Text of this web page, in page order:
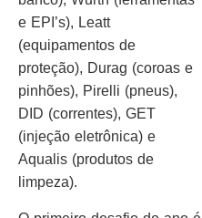
e EPI’s), Leatt
(equipamentos de
proteção), Durag (coroas e
pinhões), Pirelli (pneus),
DID (correntes), GET
(injeção eletrônica) e
Aqualis (produtos de
limpeza).